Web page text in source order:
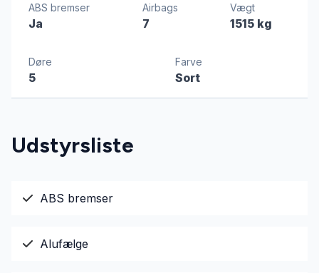
ABS bremser
Ja
Airbags
7
Vægt
1515 kg
Døre
5
Farve
Sort
Udstyrsliste
ABS bremser
Alufælge